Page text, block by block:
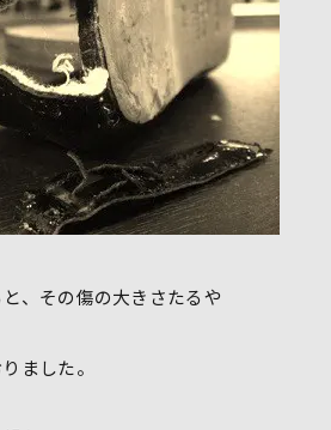
、その傷の大きさたるや
ました。